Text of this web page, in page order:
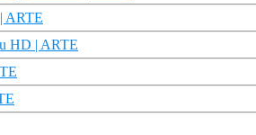
ARTE
HD | ARTE